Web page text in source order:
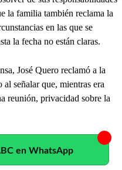
la familia también reclama la
en las que se
la fecha no están claras.
José Quero reclamó a la
señalar que, mientras era
reunión, privacidad sobre la
en WhatsApp